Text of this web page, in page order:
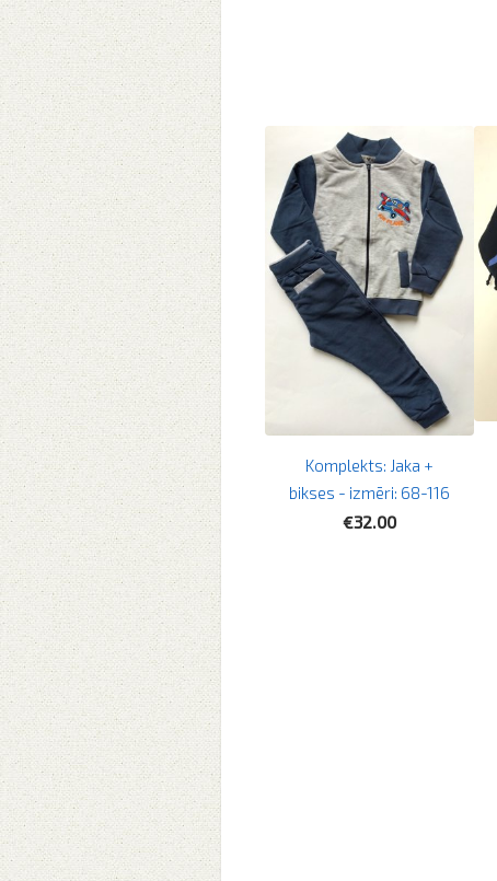
Komplekts: Jaka +
bikses - izmēri: 68-116
€32.00